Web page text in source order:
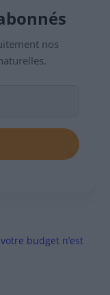
nos
budget n’est